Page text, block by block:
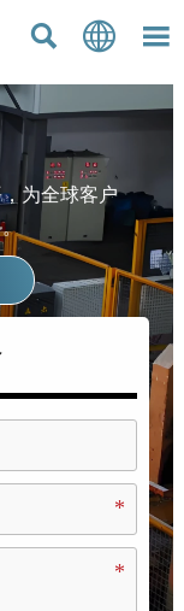
  
为全球客户